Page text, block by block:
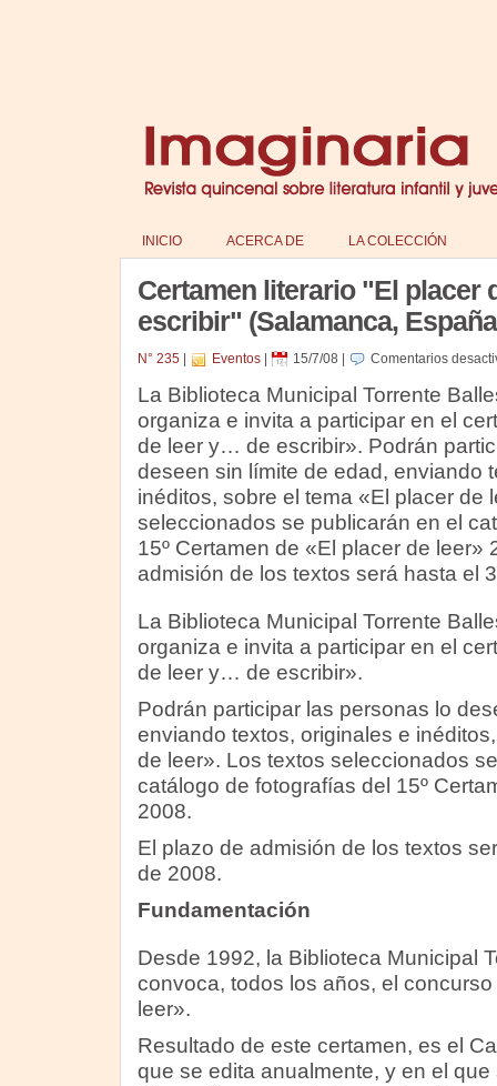
INICIO ACERCA DE LA COLECCIÓN
Certamen literario "El placer
escribir" (Salamanca,
N° 235| Eventos| 15/7/08 Comentarios
La Biblioteca Municipal Torrente
organiza e invita a participar en el
de leer y… de escribir». Podrán
deseen sin límite de edad, enviando
inéditos, sobre el tema «El placer de
seleccionados se publicarán en el
15º Certamen de «El placer de leer»
admisión de los textos será hasta el
La Biblioteca Municipal Torrente
organiza e invita a participar en el
de leer y… de escribir».
Podrán participar las personas lo
enviando textos, originales e
de leer». Los textos seleccionados
catálogo de fotografías del 15º
2008.
El plazo de admisión de los textos
de 2008.
Fundamentación
Desde 1992, la Biblioteca Municipal
convoca, todos los años, el
leer».
Resultado de este certamen, es el
que se edita anualmente, y en el